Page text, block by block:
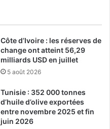
Côte d’Ivoire : les réserves de
change ont atteint 56,29
milliards USD en juillet
5 août 2026
Tunisie : 352 000 tonnes
d’huile d’olive exportées
entre novembre 2025 et fin
juin 2026